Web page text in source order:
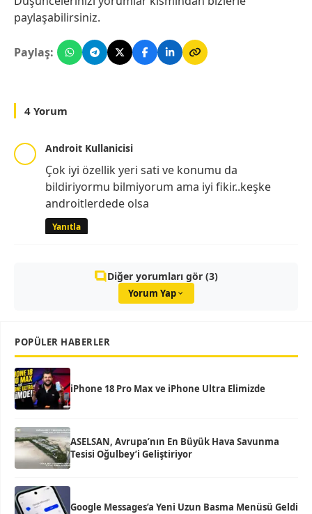
paylaşabilirsiniz.
Paylaş:
4 Yorum
Androit Kullanicisi
Çok iyi özellik yeri sati ve konumu da
bildiriyormu bilmiyorum ama iyi fikir..keşke
androitlerdede olsa
Yanıtla
Diğer yorumları gör (3)
Yorum Yap
POPÜLER HABERLER
iPhone 18 Pro Max ve iPhone Ultra Elimizde
ASELSAN, Avrupa’nın En Büyük Hava Savunma
Tesisi Oğulbey’i Geliştiriyor
Google Messages’a Yeni Uzun Basma Menüsü Geldi